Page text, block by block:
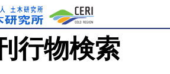
行物検索